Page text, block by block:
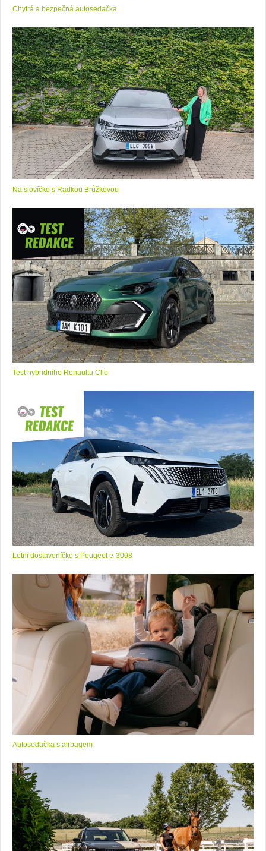
Chytrá a bezpečná autosedačka
Na slovíčko s Radkou Brůžkovou
Test hybridního Renaultu Clio
Letní dostaveníčko s Peugeot e-3008
Autosedačka s airbagem